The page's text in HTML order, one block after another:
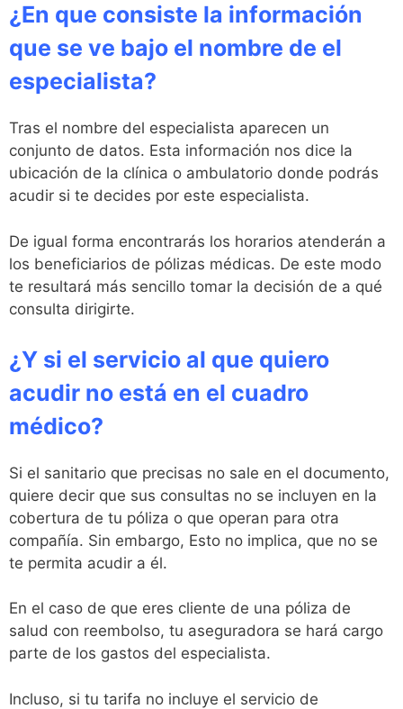
¿En que consiste la información
que se ve bajo el nombre de el
especialista?
Tras el nombre del especialista aparecen un
conjunto de datos. Esta información nos dice la
ubicación de la clínica o ambulatorio donde podrás
acudir si te decides por este especialista.
De igual forma encontrarás los horarios atenderán a
los beneficiarios de pólizas médicas. De este modo
te resultará más sencillo tomar la decisión de a qué
consulta dirigirte.
¿Y si el servicio al que quiero
acudir no está en el cuadro
médico?
Si el sanitario que precisas no sale en el documento,
quiere decir que sus consultas no se incluyen en la
cobertura de tu póliza o que operan para otra
compañía. Sin embargo, Esto no implica, que no se
te permita acudir a él.
En el caso de que eres cliente de una póliza de
salud con reembolso, tu aseguradora se hará cargo
parte de los gastos del especialista.
Incluso, si tu tarifa no incluye el servicio de